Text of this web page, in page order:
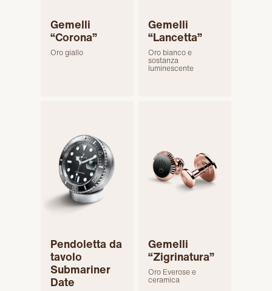
Gemelli
“Corona”
Oro giallo
Gemelli
“Lancetta”
Oro bianco e
sostanza
luminescente
Pendoletta da
tavolo
Submariner
Date
Gemelli
“Zigrinatura”
Oro Everose e
ceramica